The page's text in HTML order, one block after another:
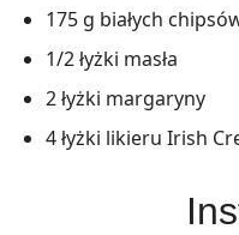
175 g białych
1/2 łyżki masła
2 łyżki margaryny
4 łyżki likieru Irish